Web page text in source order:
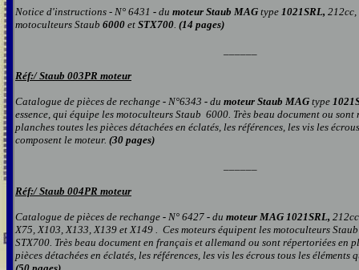
Notice d'instructions - N° 6431 - du moteur Staub MAG type 1021SRL, 212cc,
motoculteurs Staub 6000 et STX700. (14 pages)
Réf:/Staub 003PR moteur
Catalogue de pièces de rechange - N°6343 - du moteur Staub MAG type
essence, qui équipe les motoculteurs Staub 6000. Très beau document ou sont
planches toutes les pièces détachées en éclatés, les références, les vis les
composent le moteur. (30 pages)
Réf:/Staub 004PR moteur
Catalogue de pièces de rechange - N° 6427 - du moteur MAG 1021SRL,
X75, X103, X133, X139 et X149 . Ces moteurs équipent les motoculteurs
STX700. Très beau document en français et allemand ou sont répertoriées en
pièces détachées en éclatés, les références, les vis les écrous tous les éléments